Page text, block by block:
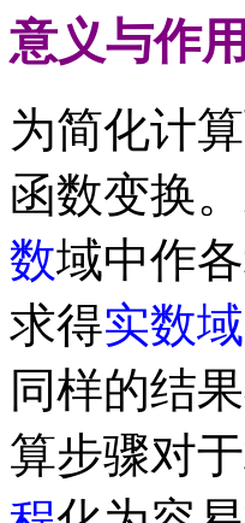
意义与作
为简化计
函数变换
数域中作
求得实数域
同样的结
算步骤对